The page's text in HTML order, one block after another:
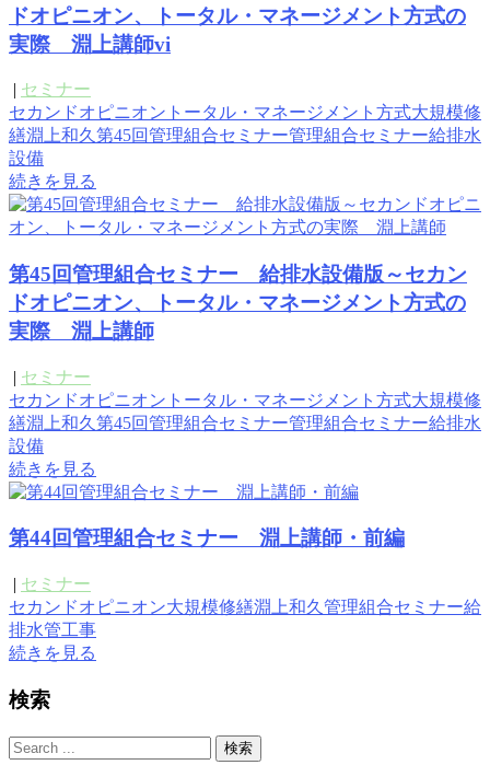
ドオピニオン、トータル・マネージメント方式の
実際 淵上講師vi
| セミナー
セカンドオピニオン トータル・マネージメント方式大規模修
繕淵上和久 第45回管理組合セミナー管理組合セミナー給排水
設備
続きを見る
第45回管理組合セミナー 給排水設備版～セカン
ドオピニオン、トータル・マネージメント方式の
実際 淵上講師
| セミナー
セカンドオピニオン トータル・マネージメント方式大規模修
繕淵上和久 第45回管理組合セミナー管理組合セミナー給排水
設備
続きを見る
第44回管理組合セミナー 淵上講師・前編
| セミナー
セカンドオピニオン大規模修繕淵上和久 管理組合セミナー給
排水管工事
続きを見る
検索